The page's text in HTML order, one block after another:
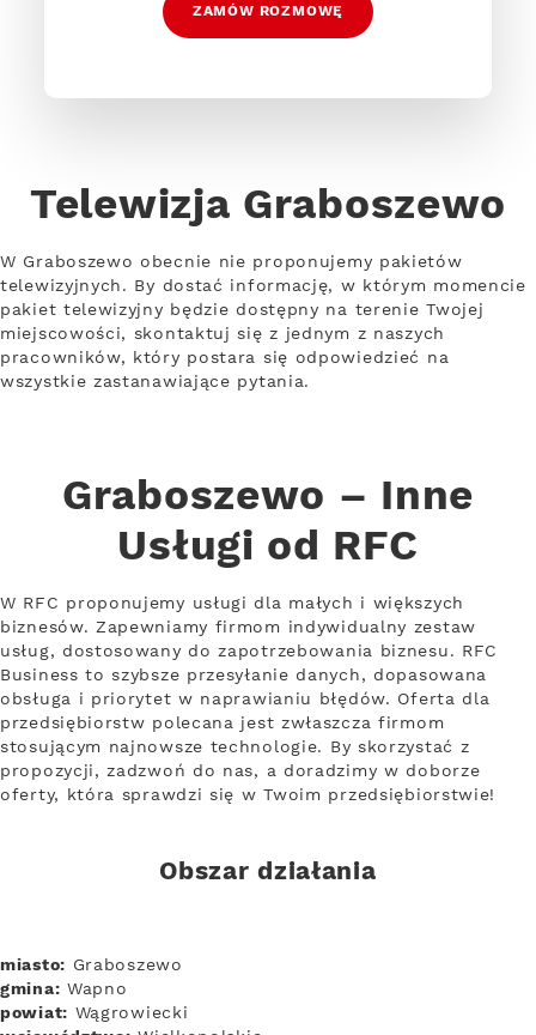
ZAMÓW ROZMOWĘ
Telewizja Graboszewo
W Graboszewo obecnie nie proponujemy pakietów
telewizyjnych. By dostać informację, w którym momencie
pakiet telewizyjny będzie dostępny na terenie Twojej
miejscowości, skontaktuj się z jednym z naszych
pracowników, który postara się odpowiedzieć na
wszystkie zastanawiające pytania.
Graboszewo – Inne
Usługi od RFC
W RFC proponujemy usługi dla małych i większych
biznesów. Zapewniamy firmom indywidualny zestaw
usług, dostosowany do zapotrzebowania biznesu. RFC
Business to szybsze przesyłanie danych, dopasowana
obsługa i priorytet w naprawianiu błędów. Oferta dla
przedsiębiorstw polecana jest zwłaszcza firmom
stosującym najnowsze technologie. By skorzystać z
propozycji, zadzwoń do nas, a doradzimy w doborze
oferty, która sprawdzi się w Twoim przedsiębiorstwie!
Obszar działania
miasto: Graboszewo
gmina: Wapno
powiat: Wągrowiecki